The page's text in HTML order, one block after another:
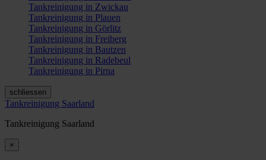
Tankreinigung in Zwickau
Tankreinigung in Plauen
Tankreinigung in Görlitz
Tankreinigung in Freiberg
Tankreinigung in Bautzen
Tankreinigung in Radebeul
Tankreinigung in Pirna
schliessen
Tankreinigung Saarland
Tankreinigung Saarland
×